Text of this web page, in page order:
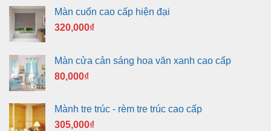
Màn cuốn cao cấp hiện đại
320,000₫
Màn cửa cản sáng hoa văn xanh cao cấp
80,000₫
Mành tre trúc - rèm tre trúc cao cấp
305,000₫